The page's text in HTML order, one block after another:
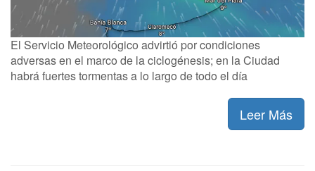
El Servicio Meteorológico advirtió por condiciones
adversas en el marco de la ciclogénesis; en la Ciudad
habrá fuertes tormentas a lo largo de todo el día
Leer Más